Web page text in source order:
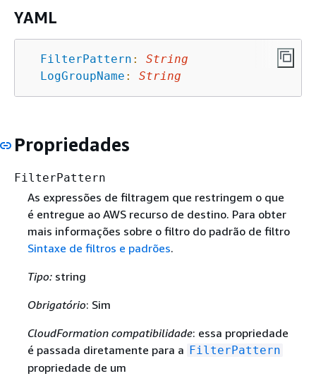
YAML
FilterPattern :
String
LogGroupName : String
Propriedades
FilterPattern
As expressões de filtragem que restringem o que
é entregue ao AWS recurso de destino. Para obter
mais informações sobre o filtro do padrão de filtro
Sintaxe de filtros e padrões.
Tipo:string
Obrigatório: Sim
CloudFormation compatibilidade: essa propriedade
é passada diretamente para a FilterPattern
propriedade de um